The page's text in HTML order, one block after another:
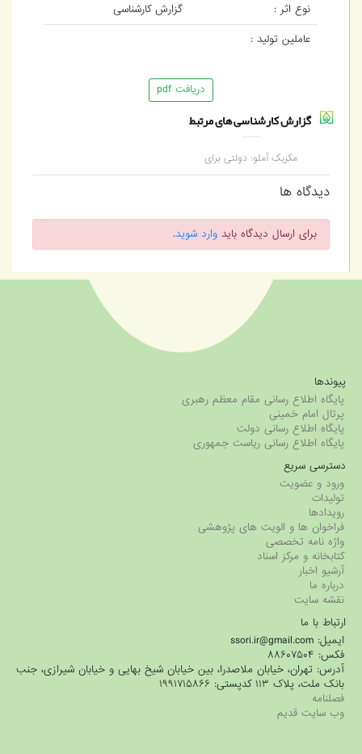
نوع اثر :
گزارش کارشناسی
عاملین تولید :
دریافت pdf
گزارش کارشناسی های مرتبط
مکزیکِ آملو: دولتی برای
رفاه و تامین اجتماعی
دیدگاه ها
برای ارسال دیدگاه بایدوارد شوید.
پیوندها
پایگاه اطلاع رسانی مقام معظم رهبری
پرتال امام خمینی
پایگاه اطلاع رسانی دولت
پایگاه اطلاع رسانی ریاست جمهوری
دسترسی سریع
ورود و عضویت
تولیدات
رویدادها
فراخوان ها و الویت های پژوهشی
واژه نامه تخصصی
کتابخانه و مرکز اسناد
آرشیو اخبار
درباره ما
نقشه سایت
ارتباط با ما
ایمیل: ssori.ir@gmail.com
فکس: ۸۸۶۰۷۵۰۴
آدرس: تهران، خیابان ملاصدرا، بین خیابان شیخ بهایی و خیابان شیرازی، جنب
بانک ملت، پلاک ۱۱۳ کدپستی: ۱۹۹۱۷۱۵۸۶۶
فصلنامه
وب سایت قدیم